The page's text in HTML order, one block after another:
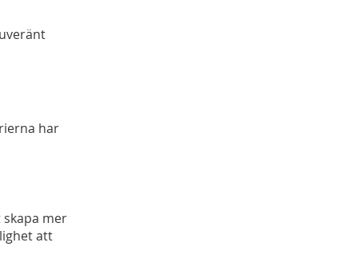
har
mer
att